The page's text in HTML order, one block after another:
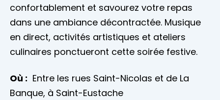
confortablement et savourez votre repas
dans une ambiance décontractée. Musique
en direct, activités artistiques et ateliers
culinaires ponctueront cette soirée festive.
Où : Entre les rues Saint-Nicolas et de La
Banque, à Saint-Eustache